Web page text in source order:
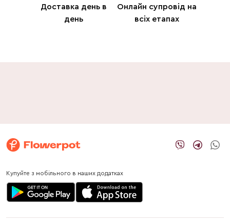
Доставка день в
день
Онлайн супровід на
всіх етапах
Купуйте з мобільного в наших додатках